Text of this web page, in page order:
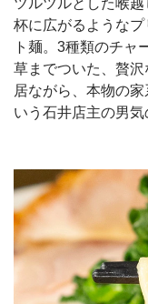
ツルツルとした喉
杯に広がるような
ト麺。3種類のチャ
草までついた、贅
居ながら、本物の
いう石井店主の男気